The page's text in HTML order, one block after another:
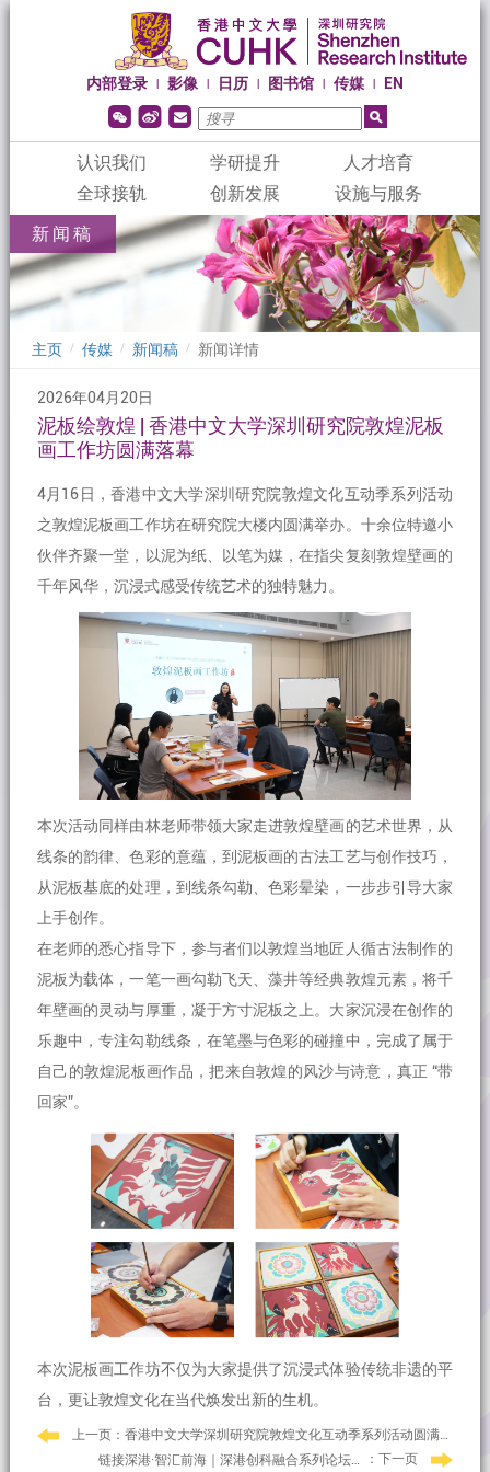
内部登录 影像 日历 图书馆 传媒 EN
认识我们 学研提升
人才培育
全球接轨
创新发展
设施与服务
新闻稿
主页 / 传媒 / 新闻稿 / 新闻详情
2026年04月20日
泥板绘敦煌 | 香港中文大学深圳研究院敦煌泥板
画工作坊圆满落幕
4月16日，香港中文大学深圳研究院敦煌文化互动季系列活动
之敦煌泥板画工作坊在研究院大楼内圆满举办。十余位特邀小
伙伴齐聚一堂，以泥为纸、以笔为媒，在指尖复刻敦煌壁画的
千年风华，沉浸式感受传统艺术的独特魅力。
本次活动同样由林老师带领大家走进敦煌壁画的艺术世界，从
线条的韵律、色彩的意蕴，到泥板画的古法工艺与创作技巧，
从泥板基底的处理，到线条勾勒、色彩晕染，一步步引导大家
上手创作。
在老师的悉心指导下，参与者们以敦煌当地匠人循古法制作的
泥板为载体，一笔一画勾勒飞天、藻井等经典敦煌元素，将千
年壁画的灵动与厚重，凝于方寸泥板之上。大家沉浸在创作的
乐趣中，专注勾勒线条，在笔墨与色彩的碰撞中，完成了属于
自己的敦煌泥板画作品，把来自敦煌的风沙与诗意，真正 “带
回家”。
本次泥板画工作坊不仅为大家提供了沉浸式体验传统非遗的平
台，更让敦煌文化在当代焕发出新的生机。
上一页：香港中文大学深圳研究院敦煌文化互动季系列活动圆满收官
：下一页